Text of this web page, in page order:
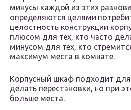
минусы каждой из этих
определяются целями
целостность конструкции
плюсом для тех, кто часто
минусом для тех, кто
максимум места в комнате.
Корпусный шкаф подходит для
делать перестановки, но при
больше места.